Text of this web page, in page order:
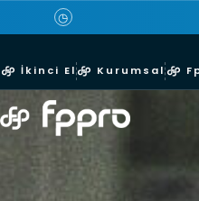
◷
İkinci El Kurumsal